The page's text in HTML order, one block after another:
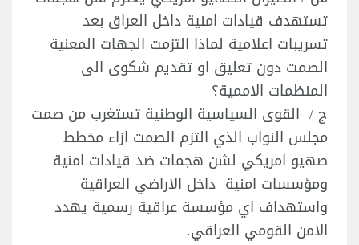
تستهدف قيادات امنية داخل العراق بعد
تسريبات اعلامية لماذا التزمت الجهات المعنية
الصمت دون تعليق او تقديم شكوى الى
المنظمات الاممية؟
ج / القوى السياسية الوطنية تستغرب من صمت
مجلس النواب الذي التزم الصمت ازاء مخطط
صهيو امريكي لشن هجمات ضد قيادات امنية
ومؤسسات امنية داخل الاراضي العراقية
واستهداف اي مؤسسة عراقية رسمية يهدد
الامن القومي العراقي.